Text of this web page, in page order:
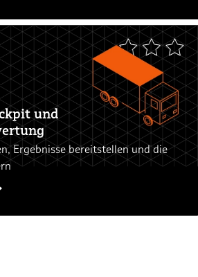
und
Ergebnisse bereitstellen und die